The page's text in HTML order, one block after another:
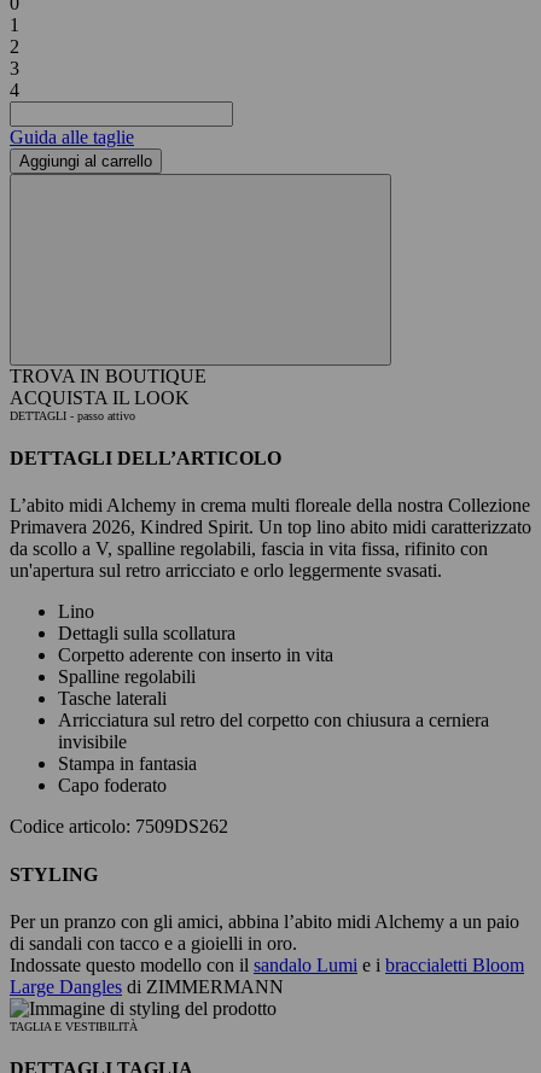
1
2
3
4
Guida alle taglie
Aggiungi al carrello
TROVA IN BOUTIQUE
ACQUISTA IL LOOK
DETTAGLI - passo attivo
DETTAGLI DELL’ARTICOLO
L’abito midi Alchemy in crema multi floreale della nostra Collezione
Primavera 2026, Kindred Spirit. Un top lino abito midi caratterizzato
da scollo a V, spalline regolabili, fascia in vita fissa, rifinito con
un'apertura sul retro arricciato e orlo leggermente svasati.
Lino
Dettagli sulla scollatura
Corpetto aderente con inserto in vita
Spalline regolabili
Tasche laterali
Arricciatura sul retro del corpetto con chiusura a cerniera
invisibile
Stampa in fantasia
Capo foderato
Codice articolo: 7509DS262
STYLING
Per un pranzo con gli amici, abbina l’abito midi Alchemy a un paio
di sandali con tacco e a gioielli in oro.
Indossate questo modello con il sandalo Lumi e i braccialetti Bloom
Large Dangles di ZIMMERMANN
TAGLIA E VESTIBILITÀ